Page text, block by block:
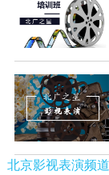
北京影视表演频